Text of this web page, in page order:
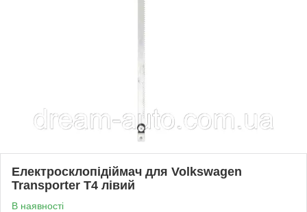
Електросклопідіймач для Volkswagen
Transporter T4 лівий
В наявності